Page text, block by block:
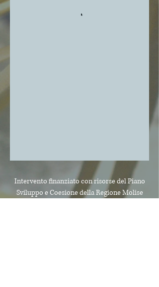
Intervento finanziato con risorse del Piano
Sviluppo e Coesionedella Regione Molise